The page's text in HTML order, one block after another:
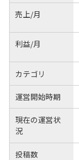
売上/月
利益/月
カテゴリ
運営開始時期
現在の運営状
況
投稿数